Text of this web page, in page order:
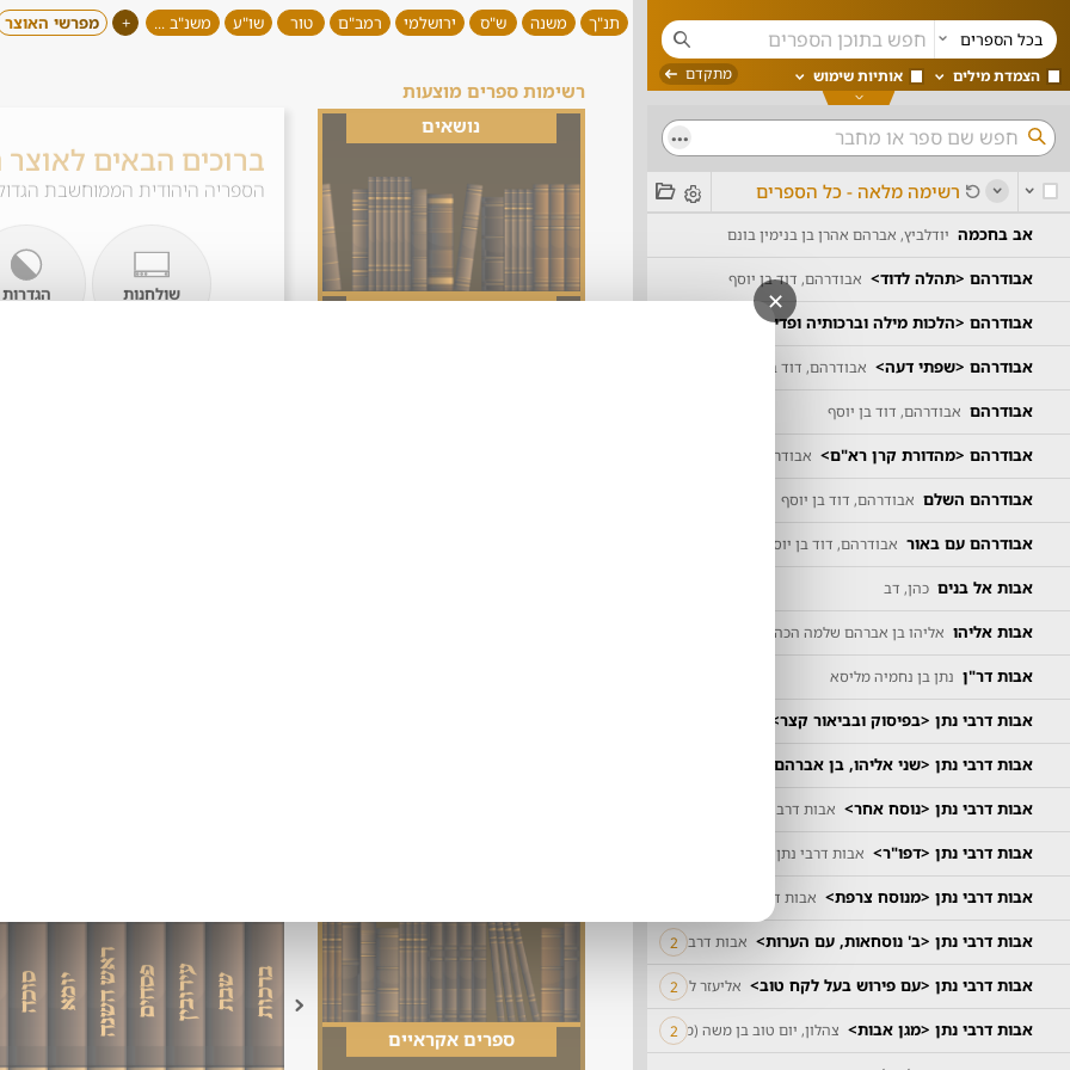
✕
תנ"ך משנה ש"ס ירושלמי רמב"ם טור שו"ע משנ"ב ... + מפרשי האוצר
רשימות ספרים מוצעות
נושאים
מפרשים
ספרים אקראיים
ברוכים הבאים
הספריה היהודית הממוחשבת
שולחנות
עבודה
הגדרות
תצוגה
M ברכות שבת עירובין פסחים ראש השנה יומא סוכה
u בכל הספרים
הצמדת מילים אותיות שימוש מתקדם
...
o
o רשימה מלאה - כל הספרים 6
s
אב בחכמה יודלביץ, אברהם אהרן בן בנימין בונם
אבודרהם <תהלה לדוד> אבודרהם, דוד בן יוסף
אבודרהם <הלכות מילה וברכותיה ופדיון הבן>
אבודרהם <שפתי דעה> אבודרהם, דוד בן יוסף - אוחנה, נהוראי יוסף
אבודרהם אבודרהם, דוד בן יוסף
אבודרהם <מהדורת קרן רא"ם> אבודרהם, דוד בן יוסף
אבודרהם השלם אבודרהם, דוד בן יוסף
אבודרהם עם באור אבודרהם, דוד בן יוסף
אבות אל בנים כהן, דב
אבות אליהו אליהו בן אברהם שלמה הכהן
אבות דר"ן נתן בן נחמיה מליסא
אבות דרבי נתן <בפיסוק ובביאור קצר>
אבות דרבי נתן <שני אליהו, בן אברהם>
אבות דרבי נתן <נוסח אחר> אבות דרבי נתן
אבות דרבי נתן <דפו"ר> אבות דרבי נתן
אבות דרבי נתן <מנוסח צרפת> אבות דרבי נתן
אבות דרבי נתן <ב' נוסחאות, עם הערות> אבות דרבי נתן
2
אבות דרבי נתן <עם פירוש בעל לקח טוב> אליעזר ליפמאן בן מנחם מנלי מזמושץ'
2
אבות דרבי נתן <מגן אבות> צהלון, יום טוב בן משה (מהריט"ץ)
2